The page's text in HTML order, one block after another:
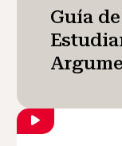
Guía